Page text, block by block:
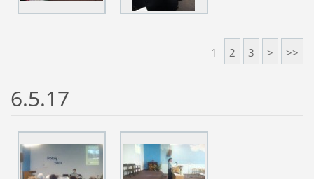
1 2 3 > >>
6.5.17